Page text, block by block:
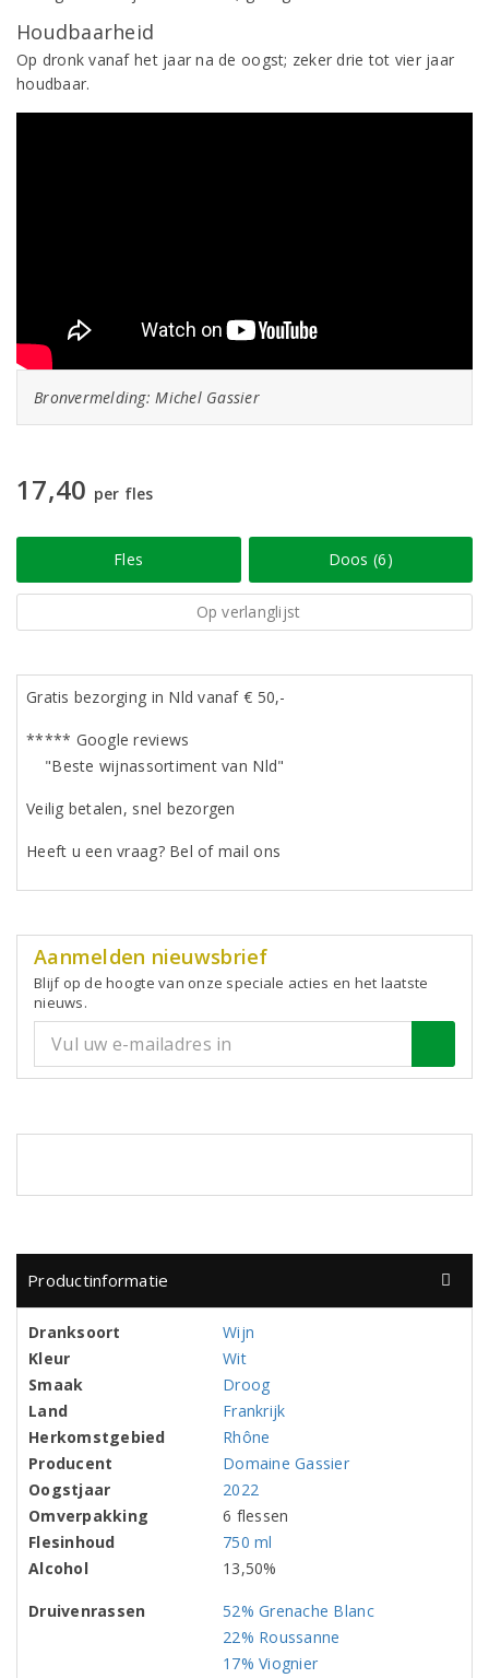
Houdbaarheid
Op dronk vanaf het jaar na de oogst; zeker drie tot vier jaar
houdbaar.
Bronvermelding: Michel Gassier
17,40 per fles
Fles Doos (6)
Op verlanglijst
Gratis bezorging in Nld vanaf € 50,-
***** Google reviews
"Beste wijnassortiment van Nld"
Veilig betalen, snel bezorgen
Heeft u een vraag? Bel of mail ons
Aanmelden nieuwsbrief
Blijf op de hoogte van onze speciale acties en het laatste
nieuws.
Productinformatie
Dranksoort
Wijn
Kleur
Wit
Smaak
Droog
Land
Frankrijk
Herkomstgebied
Rhône
Producent
Domaine Gassier
Oogstjaar
2022
Omverpakking
6 flessen
Flesinhoud
750 ml
Alcohol
13,50%
Druivenrassen
52% Grenache Blanc
22% Roussanne
17% Viognier